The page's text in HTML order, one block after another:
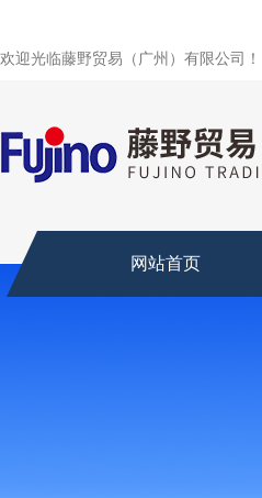
欢迎光临藤野贸易（广州）有限公司！
网站首页